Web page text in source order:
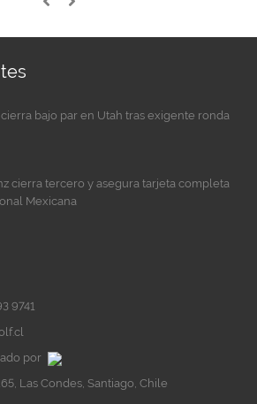
bajo par en Utah tras exigente ronda
cierra tercero y asegura tarjeta completa
Mexicana
9741
por
Las Condes, Santiago, Chile